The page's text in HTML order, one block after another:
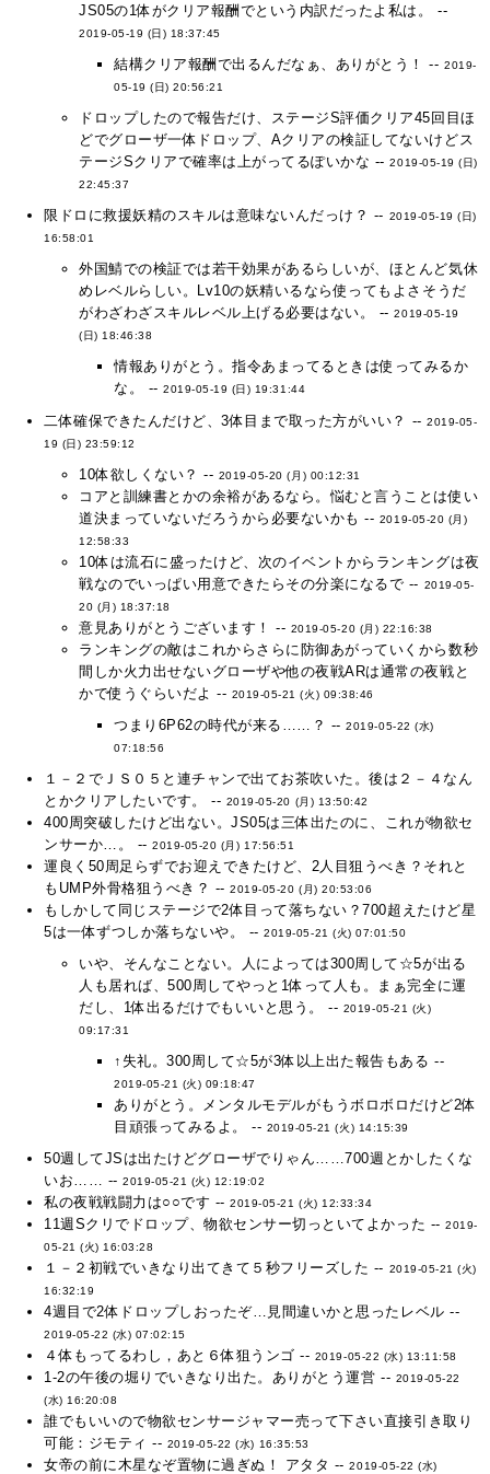
JS05の1体がクリア報酬でという内訳だったよ私は。 --
2019-05-19 (日) 18:37:45
結構クリア報酬で出るんだなぁ、ありがとう！ -- 2019-
05-19 (日) 20:56:21
ドロップしたので報告だけ、ステージS評価クリア45回目ほ
どでグローザ一体ドロップ、Aクリアの検証してないけどス
テージSクリアで確率は上がってるぽいかな --2019-05-19 (日)
22:45:37
限ドロに救援妖精のスキルは意味ないんだっけ？ -- 2019-05-19 (日)
16:58:01
外国鯖での検証では若干効果があるらしいが、ほとんど気休
めレベルらしい。Lv10の妖精いるなら使ってもよさそうだ
がわざわざスキルレベル上げる必要はない。 --2019-05-19
(日) 18:46:38
情報ありがとう。指令あまってるときは使ってみるか
な。 --2019-05-19 (日) 19:31:44
二体確保できたんだけど、3体目まで取った方がいい？ --2019-05-
19 (日) 23:59:12
10体欲しくない？ -- 2019-05-20 (月) 00:12:31
コアと訓練書とかの余裕があるなら。悩むと言うことは使い
道決まっていないだろうから必要ないかも -- 2019-05-20 (月)
12:58:33
10体は流石に盛ったけど、次のイベントからランキングは夜
戦なのでいっぱい用意できたらその分楽になるで -- 2019-05-
20 (月) 18:37:18
意見ありがとうございます！ -- 2019-05-20 (月) 22:16:38
ランキングの敵はこれからさらに防御あがっていくから数秒
間しか火力出せないグローザや他の夜戦ARは通常の夜戦と
かで使うぐらいだよ -- 2019-05-21 (火) 09:38:46
つまり6P62の時代が来る……？ --2019-05-22 (水)
07:18:56
１－２でＪＳ０５と連チャンで出てお茶吹いた。後は２－４なん
とかクリアしたいです。 -- 2019-05-20 (月) 13:50:42
400周突破したけど出ない。JS05は三体出たのに、これが物欲セ
ンサーか…。 --2019-05-20 (月) 17:56:51
運良く50周足らずでお迎えできたけど、2人目狙うべき？それと
もUMP外骨格狙うべき？ --2019-05-20 (月) 20:53:06
もしかして同じステージで2体目って落ちない？700超えたけど星
5は一体ずつしか落ちないや。 --2019-05-21 (火) 07:01:50
いや、そんなことない。人によっては300周して☆5が出る
人も居れば、500周してやっと1体って人も。まぁ完全に運
だし、1体出るだけでもいいと思う。 -- 2019-05-21 (火)
09:17:31
↑失礼。300周して☆5が3体以上出た報告もある --
2019-05-21 (火) 09:18:47
ありがとう。メンタルモデルがもうボロボロだけど2体
目頑張ってみるよ。 -- 2019-05-21 (火) 14:15:39
50週してJSは出たけどグローザでりゃん……700週とかしたくな
いお…… --2019-05-21 (火) 12:19:02
私の夜戦戦闘力は○○です --2019-05-21 (火) 12:33:34
11週Sクリでドロップ、物欲センサー切っといてよかった --2019-
05-21 (火) 16:03:28
１－２初戦でいきなり出てきて５秒フリーズした -- 2019-05-21 (火)
16:32:19
4週目で2体ドロップしおったぞ…見間違いかと思ったレベル --
2019-05-22 (水) 07:02:15
４体もってるわし，あと６体狙うンゴ -- 2019-05-22 (水) 13:11:58
1-2の午後の堀りでいきなり出た。ありがとう運営 -- 2019-05-22
(水) 16:20:08
誰でもいいので物欲センサージャマー売って下さい直接引き取り
可能：ジモティ -- 2019-05-22 (水) 16:35:53
女帝の前に木星なぞ置物に過ぎぬ！ アタタ --2019-05-22 (水)